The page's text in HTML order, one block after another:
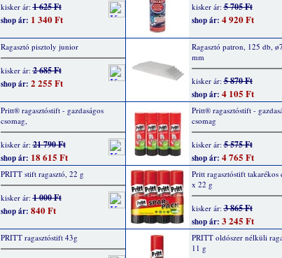
kisker ár:1 625 Ft
shop ár: 1 340 Ft
kisker ár:5 705 Ft
shop ár: 4 920 Ft
Ragasztó pisztoly junior
kisker ár:2 685 Ft
shop ár: 2 255 Ft
Ragasztó patron, 125 db,
mm
kisker ár:5 870 Ft
shop ár: 4 105 Ft
Pritt® ragasztóstift - gazdaságos
csomag,
kisker ár:21 790 Ft
shop ár: 18 615 Ft
Pritt® ragasztóstift -
csomag
kisker ár:5 575 Ft
shop ár: 4 765 Ft
PRITT stift ragasztó, 22 g
kisker ár:1 000 Ft
shop ár: 840 Ft
Pritt ragasztóstift takarékos
x 22 g
kisker ár:3 865 Ft
shop ár: 3 245 Ft
PRITT ragasztóstift 43g
PRITT oldószer nélküli
11 g